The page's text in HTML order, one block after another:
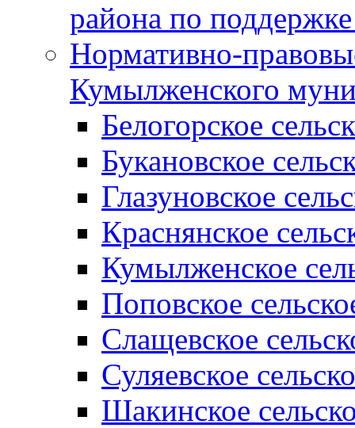
района по
Нормативно-
Кумылженского
Белогорское
Букановское
Глазуновское
Краснянское
Кумылженское
Поповское
Слащевское
Суляевское
Шакинское